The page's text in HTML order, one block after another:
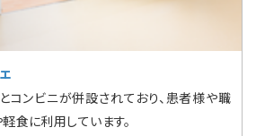
コンビニが併設されており、患者様や職
食に利用しています。